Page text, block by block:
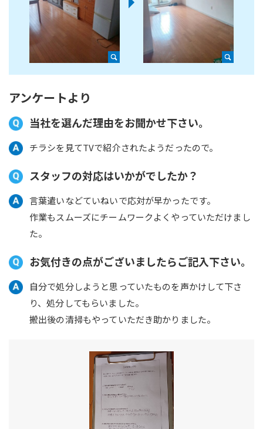
アンケートより
当社を選んだ理由をお聞かせ下さい。
チラシを見てTVで紹介されたようだったので。
スタッフの対応はいかがでしたか？
言葉遣いなどていねいで応対が早かったです。
作業もスムーズにチームワークよくやっていただけまし
た。
お気付きの点がございましたらご記入下さい。
自分で処分しようと思っていたものを声かけして下さ
り、処分してもらいました。
搬出後の清掃もやっていただき助かりました。